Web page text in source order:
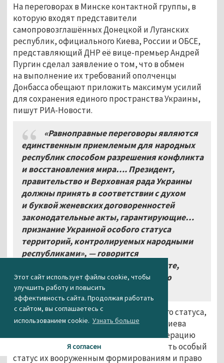
Этот сайт использует файлы cookie, чтобы
улучшить работу и повысить
эффективность сайта. Продолжая работать
с сайтом, вы соглашаетесь с
использованием cookie. Узнать больше
Я согласен
На переговорах в Минске контактной группы, в
которую входят представители
самопровозглашённых Донецкой и Луганских
республик, официального Киева, России и ОБСЕ,
представляющий ДНР её вице-премьер Андрей
Пургин сделал заявление о том, что в обмен
на выполнение их требований ополченцы
Донбасса обещают приложить максимум усилий
для сохранения единого пространства Украины,
пишут РИА-Новости.
«Равноправные переговоры являются
единственным приемлемым для народных
республик способом разрешения конфликта
и восстановления мира…. Президент,
правительство и Верховная рада Украины
должны принять в соответствии с духом
и буквой женевских договоренностей
законодательные акты, гарантирующие…
признание Украиной особого статуса
территорий, контролируемых народными
республиками», — говорится
в опубликованном сегодня документе,
содержащем переговорную позицию
представителей ополчения.
Помимо требования о признании особого статуса,
представители ДНР и ЛНР требуют от Киева
прекратить антитеррористическую операцию
для проведения свободных выборов, дать особый
статус их вооружённым формированиям и право